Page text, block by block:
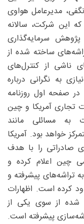
مدیرعامل هواوی
این شرکت، سالانه
دلار) در پژوهش سرمایه‌گذاری
ساخته شده از
ناشی از کنترل‌های
به نگرانی درباره
صفحه اول روزنامه
تجاری آمریکا و چین
به مسائلی مانند
خواهد بود. آمریکا
صادراتی را با هدف
چین اعلام کرده و
پیشرفته و
کرده است. اظهارات
شده از سوی یکی از
پیشرفته است.